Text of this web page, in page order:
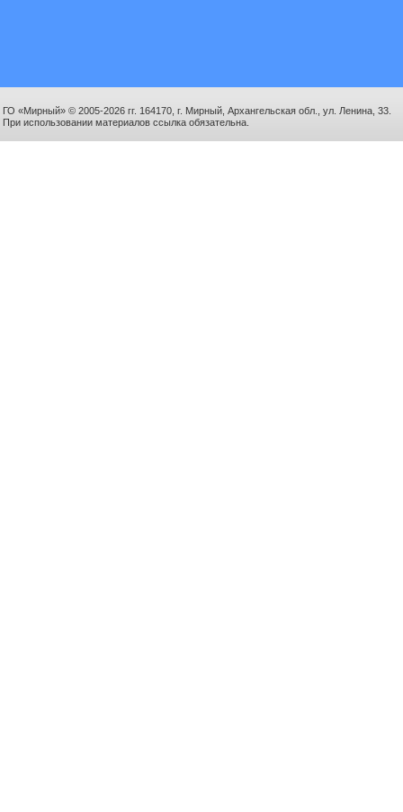
ГО «Мирный» © 2005-2026 гг. 164170, г. Мирный, Архангельская обл., ул. Ленина, 33.
При использовании материалов ссылка обязательна.